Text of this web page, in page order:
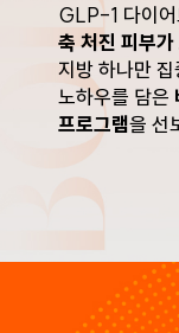
GLP-1 다이어
축 처진 피부가
지방 하나만
노하우를 담은
프로그램을 선